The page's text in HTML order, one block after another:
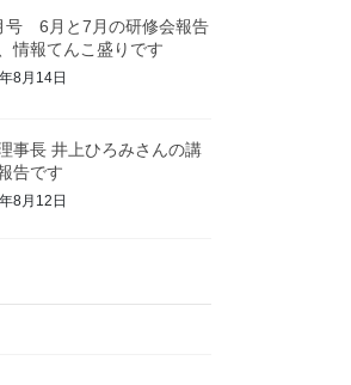
号 6月と7月の研修会報告
情報てんこ盛りです
8月14日
事長 井上ひろみさんの講
告です
8月12日